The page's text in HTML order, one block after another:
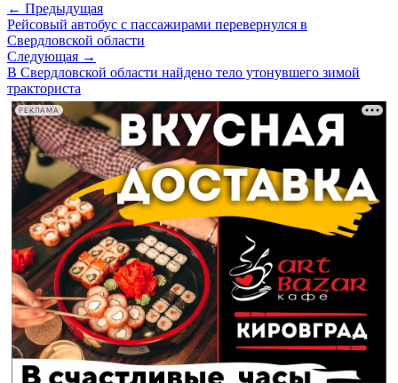
← Предыдущая
Рейсовый автобус с пассажирами перевернулся в
Свердловской области
Следующая →
В Свердловской области найдено тело утонувшего зимой
тракториста
РЕКЛАМА